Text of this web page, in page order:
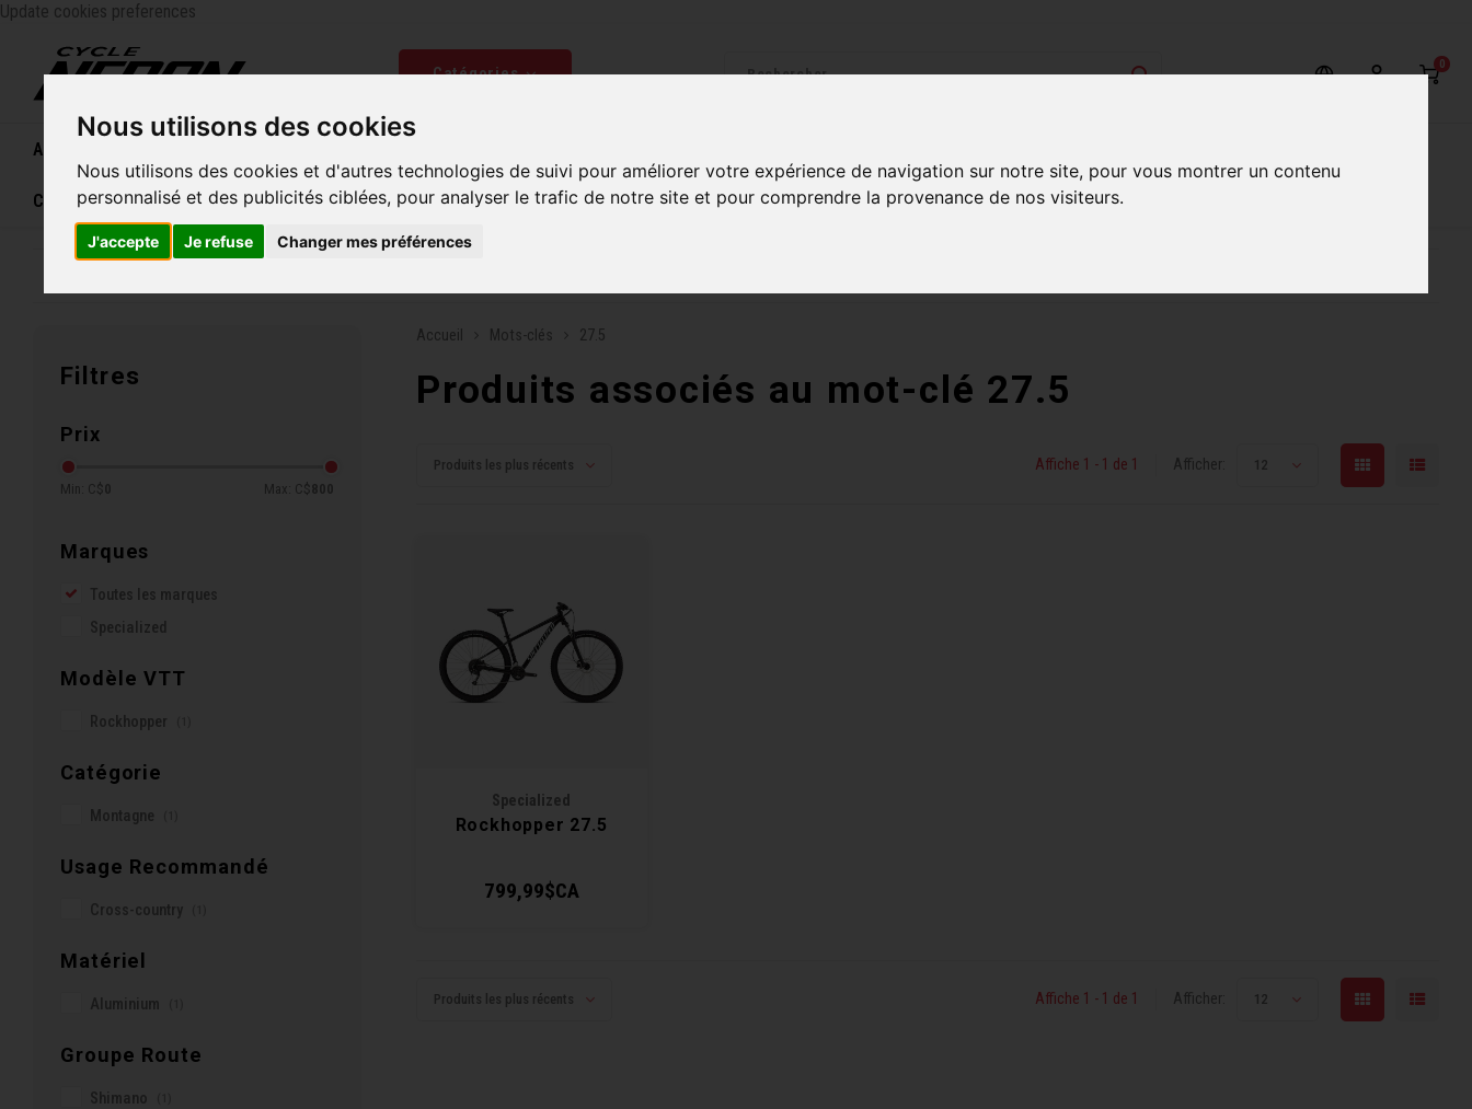
Nous utilisons des cookies
Nous utilisons des cookies et d'autres technologies de suivi pour améliorer votre expérience de navigation sur notre site, pour vous montrer un contenu
personnalisé et des publicités ciblées, pour analyser le trafic de notre site et pour comprendre la provenance de nos visiteurs.
J'accepte Je refuse Changer mes préférences
Update cookies preferences
Catégories 0
Accueil
Carte cadeau
Filtres
Prix
Min: C$ 0 Max: C$ 800
Marques
Toutes les marques
Specialized
Modèle VTT
Rockhopper
Catégorie
Montagne
Usage Recommandé
Cross-country
Matériel
Aluminium
Groupe Route
Shimano
Accueil Mots-clés 27.5
Produits associés au mot-clé 27.5
Produits les plus récents Affiche 1 - 1 de 1 Afficher: 12
Specialized
Rockhopper 27.5
799,99$CA
Produits les plus récents Affiche 1 - 1 de 1 Afficher: 12